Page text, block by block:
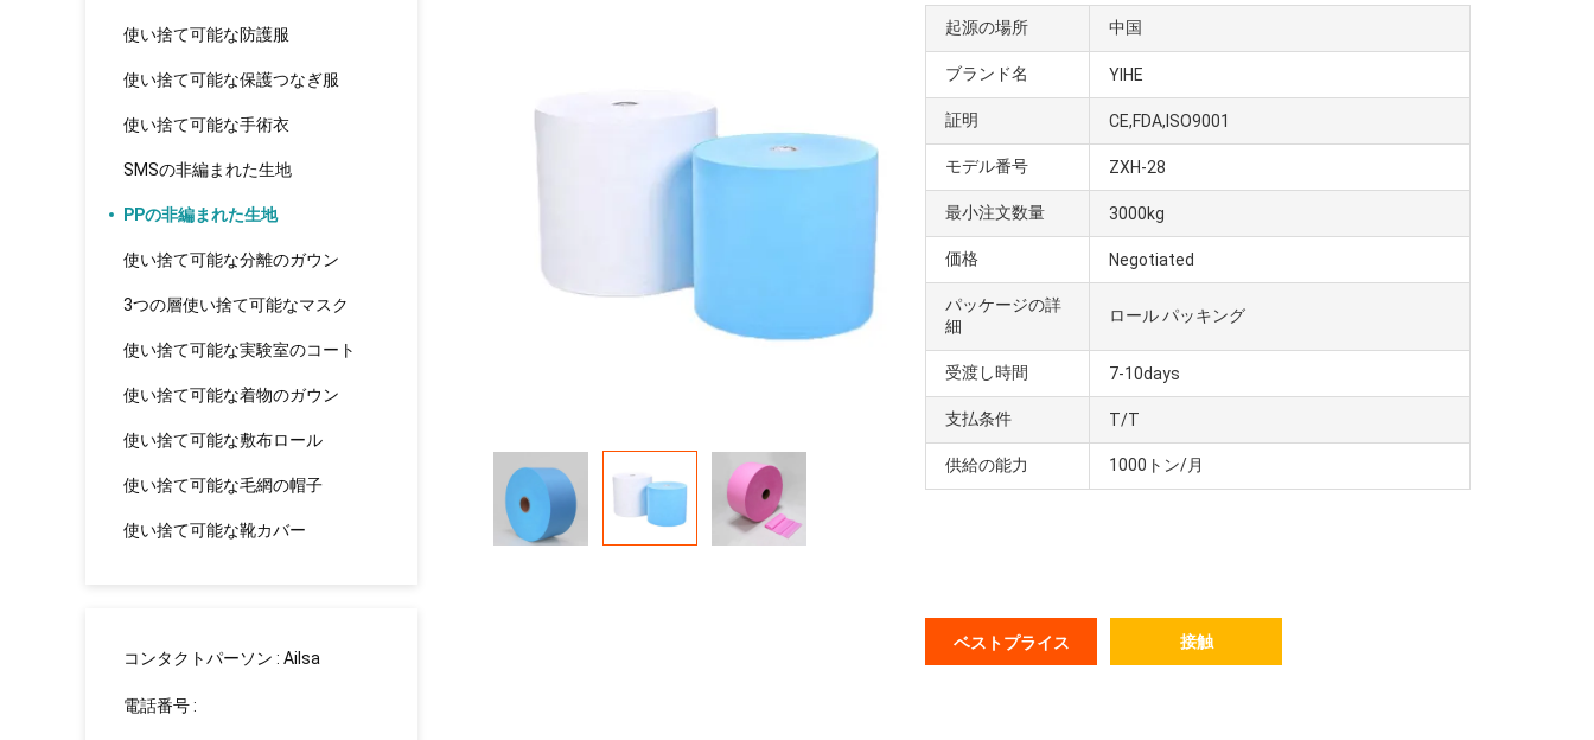
使い捨て可能な防護服
使い捨て可能な保護つなぎ服
使い捨て可能な手術衣
SMSの非編まれた生地
PPの非編まれた生地
使い捨て可能な分離のガウン
3つの層使い捨て可能なマスク
使い捨て可能な実験室のコート
使い捨て可能な着物のガウン
使い捨て可能な敷布ロール
使い捨て可能な毛網の帽子
使い捨て可能な靴カバー
コンタクトパーソン : Ailsa
電話番号 :
起源の場所 中国
ブランド名 YIHE
証明 CE,FDA,ISO9001
モデル番号 ZXH-28
最小注文数量 3000kg
価格 Negotiated
パッケージの詳
細
ロール パッキング
受渡し時間 7-10days
支払条件 T/T
供給の能力 1000トン/月
ベストプライス 接触